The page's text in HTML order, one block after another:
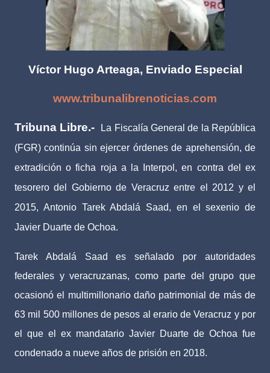
Víctor Hugo Arteaga, Enviado Especial
www.tribunalibrenoticias.com
Tribuna Libre.-
La Fiscalía General de la República
(FGR) continúa sin ejercer órdenes de aprehensión, de
extradición o ficha roja a la Interpol, en contra del ex
tesorero del Gobierno de Veracruz entre el 2012 y el
2015, Antonio Tarek Abdalá Saad, en el sexenio de
Javier Duarte de Ochoa.
Tarek Abdalá Saad es señalado por autoridades
federales y veracruzanas, como parte del grupo que
ocasionó el multimillonario daño patrimonial de más de
63 mil 500 millones de pesos al erario de Veracruz y por
el que el ex mandatario Javier Duarte de Ochoa fue
condenado a nueve años de prisión en 2018.